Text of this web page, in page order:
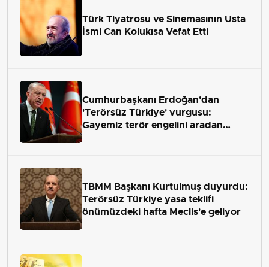
Türk Tiyatrosu ve Sinemasının Usta
İsmi Can Kolukısa Vefat Etti
Cumhurbaşkanı Erdoğan'dan
'Terörsüz Türkiye' vurgusu:
Gayemiz terör engelini aradan
TBMM Başkanı Kurtulmuş duyurdu:
Terörsüz Türkiye yasa teklifi
önümüzdeki hafta Meclis'e geliyor